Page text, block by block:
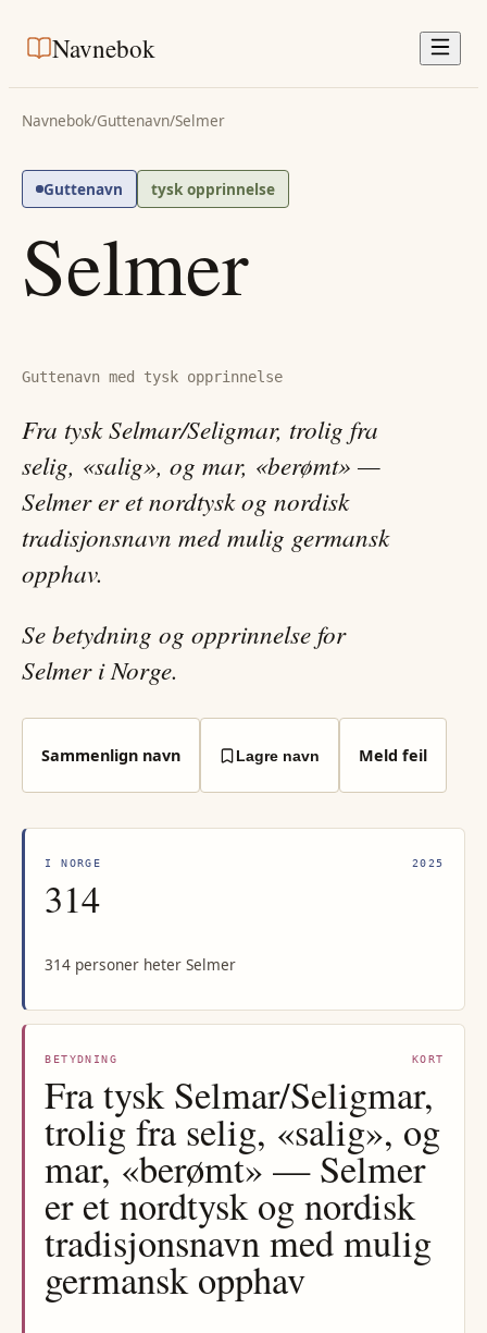
Navnebok
Navnebok/Guttenavn/Selmer
Guttenavn tysk opprinnelse
Selmer
Guttenavn med tysk opprinnelse
Fra tysk Selmar/Seligmar, trolig fra
selig, «salig», og mar, «berømt» —
Selmer er et nordtysk og nordisk
tradisjonsnavn med mulig germansk
opphav.
Se betydning og opprinnelse for
Selmer i Norge.
Sammenlign navn Lagre navn Meld feil
I NORGE 2025
314
314 personer heter Selmer
BETYDNING KORT
Fra tysk Selmar/Seligmar,
trolig fra selig, «salig», og
mar, «berømt» — Selmer
er et nordtysk og nordisk
tradisjonsnavn med mulig
germansk opphav